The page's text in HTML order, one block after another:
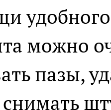
можно
пазы,